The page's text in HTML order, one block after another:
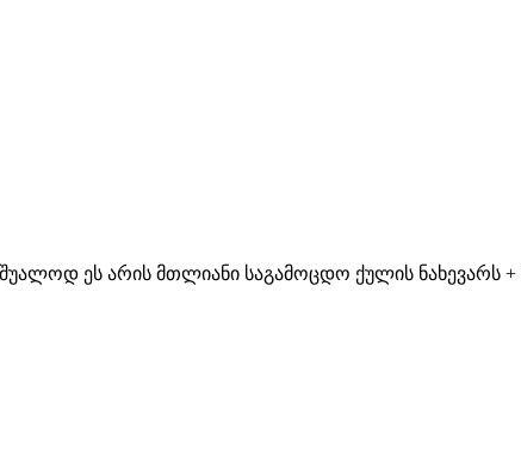
ეს არის მთლიანი საგამოცდო ქულის ნახევარს +